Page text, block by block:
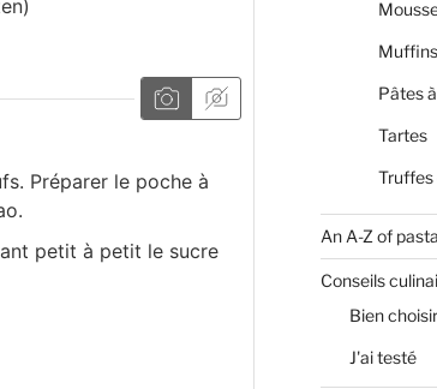
Préparer le poche à
petit à petit le sucre
Muffins
Pâtes
Tartes
Truffes
An A-Z of
Conseils
Bien
J'ai testé